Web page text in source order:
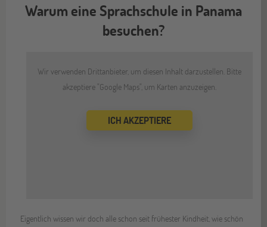
Warum eine Sprachschule in Panama
besuchen?
Wir verwenden Drittanbieter, um diesen Inhalt darzustellen. Bitte
akzeptiere "Google Maps", um Karten anzuzeigen.
ICH AKZEPTIERE
Eigentlich wissen wir doch alle schon seit frühester Kindheit, wie schön